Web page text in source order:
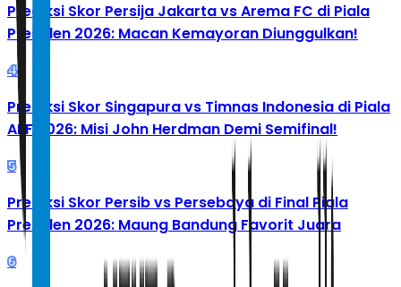
Prediksi Skor Persija Jakarta vs Arema FC di Piala
Presiden 2026: Macan Kemayoran Diunggulkan!
4
Prediksi Skor Singapura vs Timnas Indonesia di Piala
AFF 2026: Misi John Herdman Demi Semifinal!
5
Prediksi Skor Persib vs Persebaya di Final Piala
Presiden 2026: Maung Bandung Favorit Juara
6